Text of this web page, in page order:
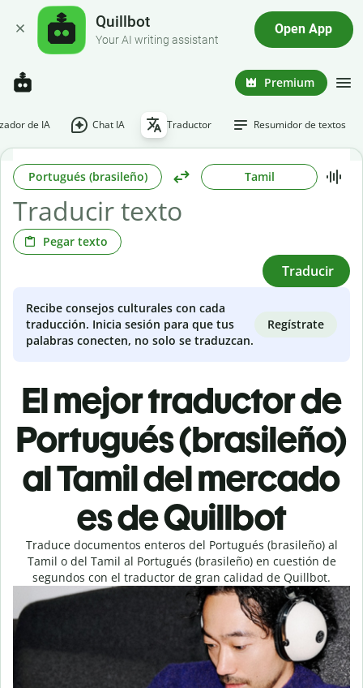
Quillbot
Your AI writing assistant
Open App
Premium
de IA Chat IA Traductor Resumidor de textos
Portugués (brasileño) Tamil
Pegar texto
Traducir
Recibe consejos culturales con cada
traducción. Inicia sesión para que tus
palabras conecten, no solo se traduzcan.
Regístrate
El mejor traductor de
Portugués (brasileño)
al Tamil del mercado
es de Quillbot
Traduce documentos enteros del Portugués (brasileño) al
Tamil o del Tamil al Portugués (brasileño) en cuestión de
segundos con el traductor de gran calidad de Quillbot.